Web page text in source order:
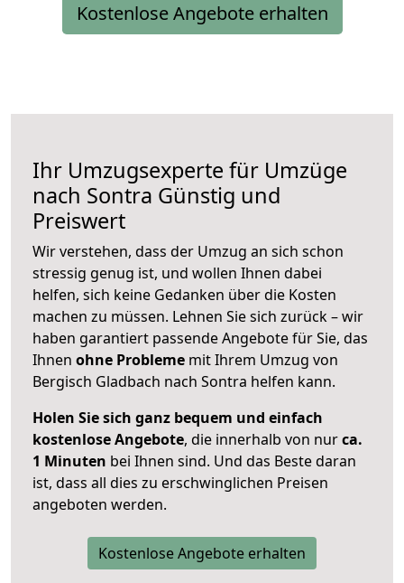
Kostenlose Angebote erhalten
Ihr Umzugsexperte für Umzüge
nach Sontra Günstig und
Preiswert
Wir verstehen, dass der Umzug an sich schon
stressig genug ist, und wollen Ihnen dabei
helfen, sich keine Gedanken über die Kosten
machen zu müssen. Lehnen Sie sich zurück – wir
haben garantiert passende Angebote für Sie, das
Ihnen ohne Probleme mit Ihrem Umzug von
Bergisch Gladbach nach Sontra helfen kann.
Holen Sie sich ganz bequem und einfach
kostenlose Angebote, die innerhalb von nurca.
1 Minuten bei Ihnen sind. Und das Beste daran
ist, dass all dies zu erschwinglichen Preisen
angeboten werden.
Kostenlose Angebote erhalten